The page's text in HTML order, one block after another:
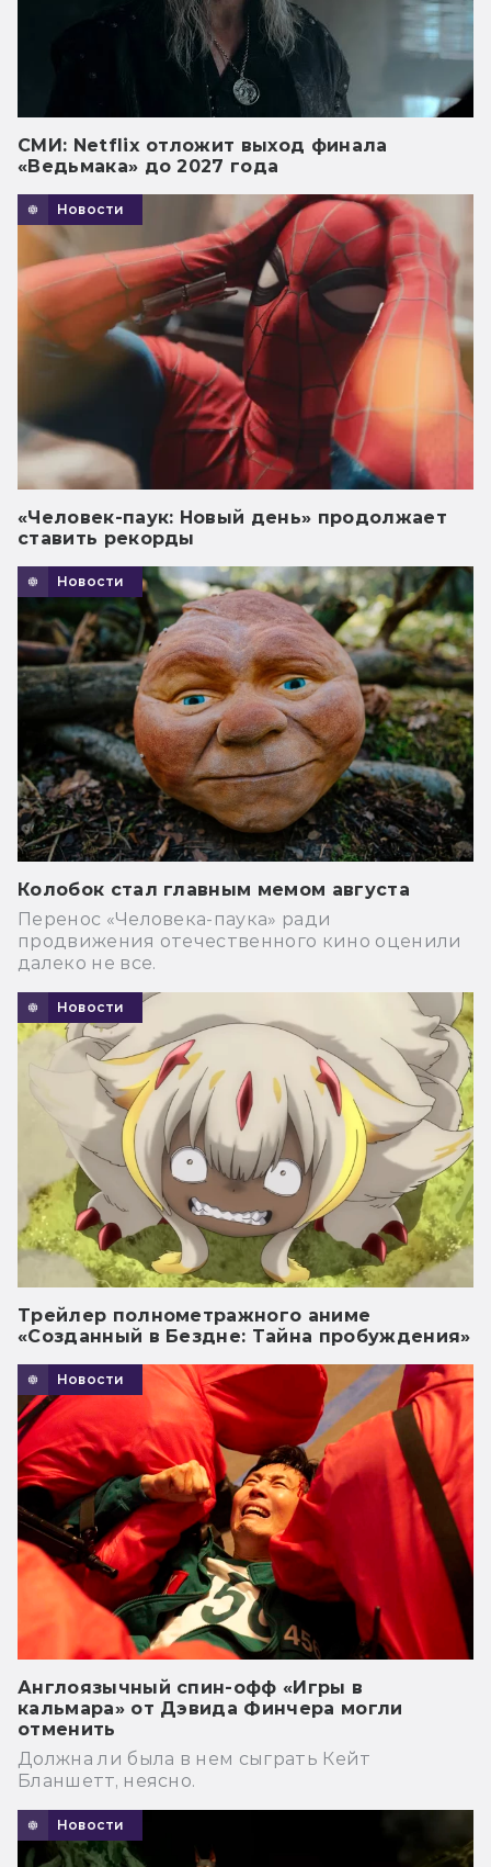
СМИ: Netflix отложит выход финала
«Ведьмака» до 2027 года
Новости
«Человек-паук: Новый день» продолжает
ставить рекорды
Новости
Колобок стал главным мемом августа
Перенос «Человека-паука» ради
продвижения отечественного кино оценили
далеко не все.
Новости
Трейлер полнометражного аниме
«Созданный в Бездне: Тайна пробуждения»
Новости
Англоязычный спин-офф «Игры в
кальмара» от Дэвида Финчера могли
отменить
Должна ли была в нем сыграть Кейт
Бланшетт, неясно.
Новости